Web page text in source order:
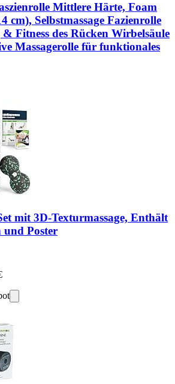
Mittlere Härte, Foam
cm), Selbstmassage Fazienrolle
Fitness des Rücken Wirbelsäule
Massagerolle für funktionales
mit 3D-Texturmassage, Enthält
und Poster